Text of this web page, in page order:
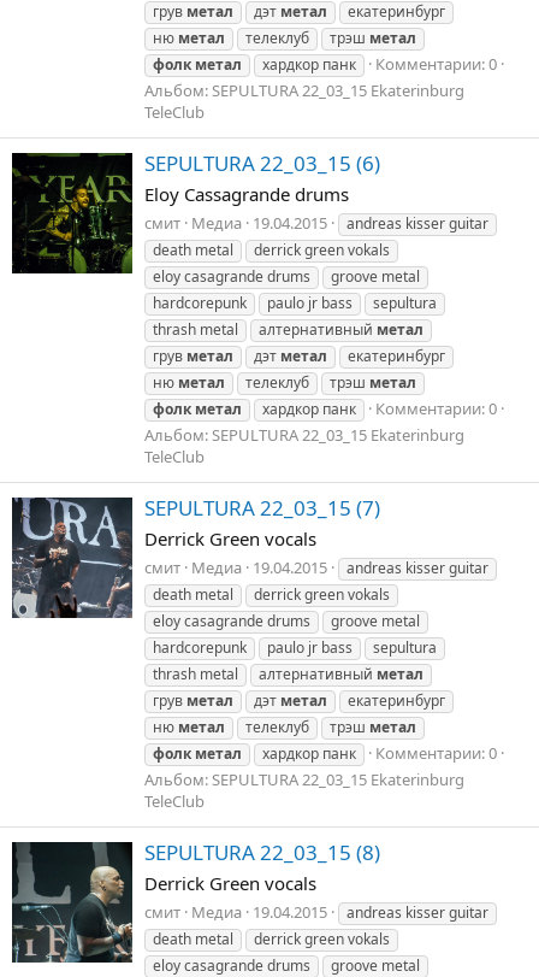
грув метал дэт метал
екатеринбург
ню метал телеклуб трэш метал
фолк метал хардкор панк
Комментарии: 0
Альбом: SEPULTURA 22_03_15 Ekaterinburg
TeleClub
SEPULTURA 22_03_15 (6)
Eloy Cassagrande drums
смит Медиа 19.04.2015
andreas kisser guitar
death metal
derrick green vokals
eloy casagrande drums
groove metal
hardcorepunk
paulo jr bass
sepultura
thrash metal
алтернативный метал
грув метал дэт метал
екатеринбург
ню метал телеклуб трэш метал
фолк метал хардкор панк
Комментарии: 0
Альбом: SEPULTURA 22_03_15 Ekaterinburg
TeleClub
SEPULTURA 22_03_15 (7)
Derrick Green vocals
смит Медиа 19.04.2015
andreas kisser guitar
death metal
derrick green vokals
eloy casagrande drums
groove metal
hardcorepunk
paulo jr bass
sepultura
thrash metal
алтернативный метал
грув метал дэт метал
екатеринбург
ню метал телеклуб трэш метал
фолк метал хардкор панк
Комментарии: 0
Альбом: SEPULTURA 22_03_15 Ekaterinburg
TeleClub
SEPULTURA 22_03_15 (8)
Derrick Green vocals
смит Медиа 19.04.2015
andreas kisser guitar
death metal
derrick green vokals
eloy casagrande drums
groove metal